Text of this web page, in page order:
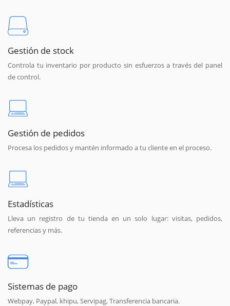
Gestión de stock
Controla tu inventario por producto sin esfuerzos a través del panel
de control.
Gestión de pedidos
Procesa los pedidos y mantén informado a tu cliente en el proceso.
Estadísticas
Lleva un registro de tu tienda en un solo lugar: visitas, pedidos,
referencias y más.
Sistemas de pago
Webpay, Paypal, khipu, Servipag, Transferencia bancaria.